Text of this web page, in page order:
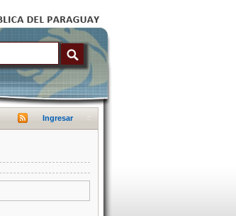
Ingresar